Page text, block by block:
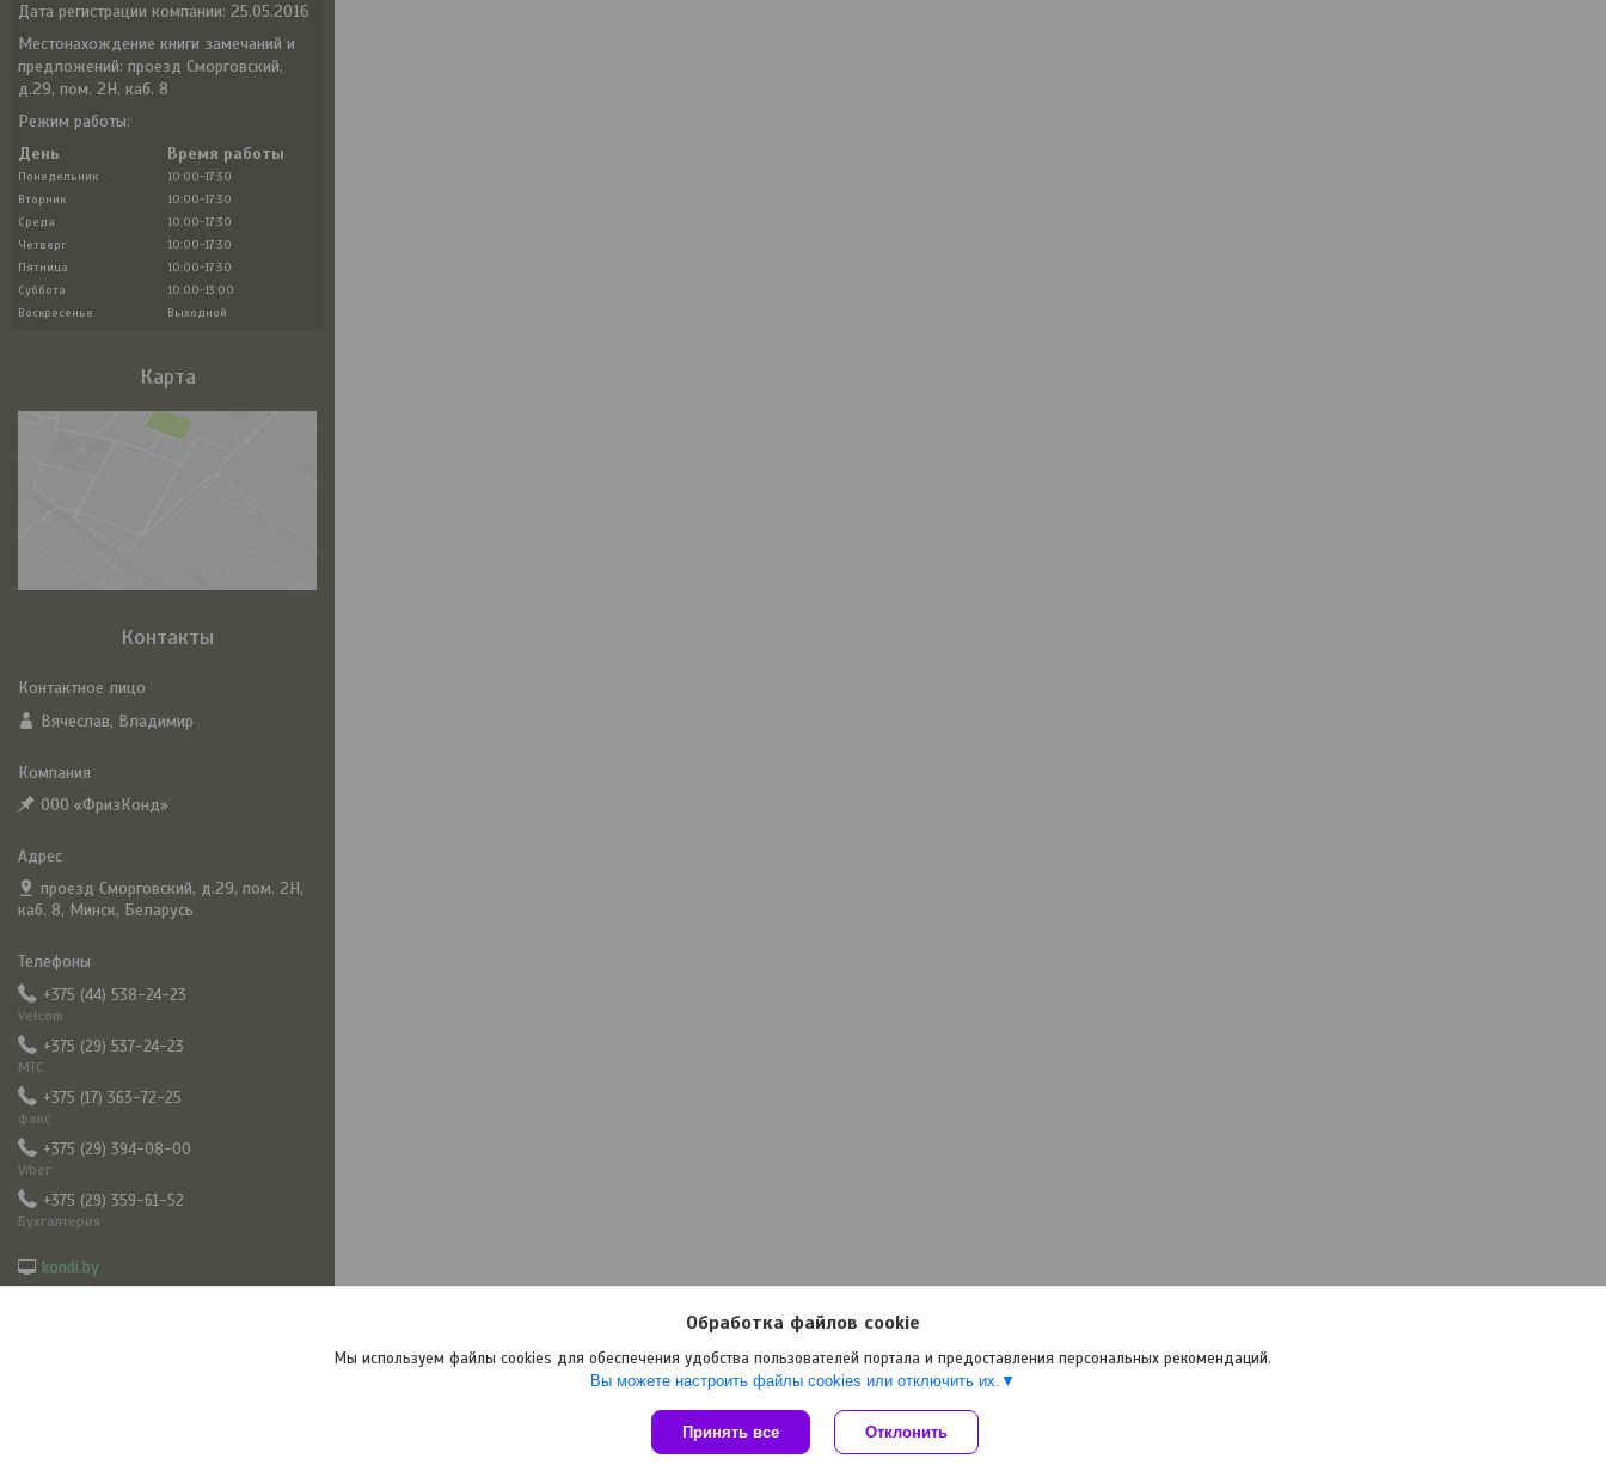
Дата регистрации компании: 25.05.2016
Местонахождение книги замечаний и
предложений: проезд Сморговский,
д.29, пом. 2Н, каб. 8
Режим работы:
День
Время работы
Понедельник
10:00-17:30
Вторник
10:00-17:30
Среда
10:00-17:30
Четверг
10:00-17:30
Пятница
10:00-17:30
Суббота
10:00-13:00
Воскресенье
Выходной
Карта
Контакты
Вячеслав, Владимир
ООО «ФризКонд»
проезд Сморговский, д.29, пом. 2Н,
каб. 8, Минск, Беларусь
+375 (44) 538-24-23
Velcom
+375 (29) 537-24-23
МТС
+375 (17) 363-72-25
факс
+375 (29) 394-08-00
Viber
+375 (29) 359-61-52
Бухгалтерия
kondi.by
Сайт создан на платформе Deal.by
Политика обработки файлов cookies
Обработка файлов cookie
Мы используем файлы cookies для обеспечения удобства пользователей портала и предоставления персональных рекомендаций.
Вы можете настроить файлы cookies или отключить их.
Принять все Отклонить